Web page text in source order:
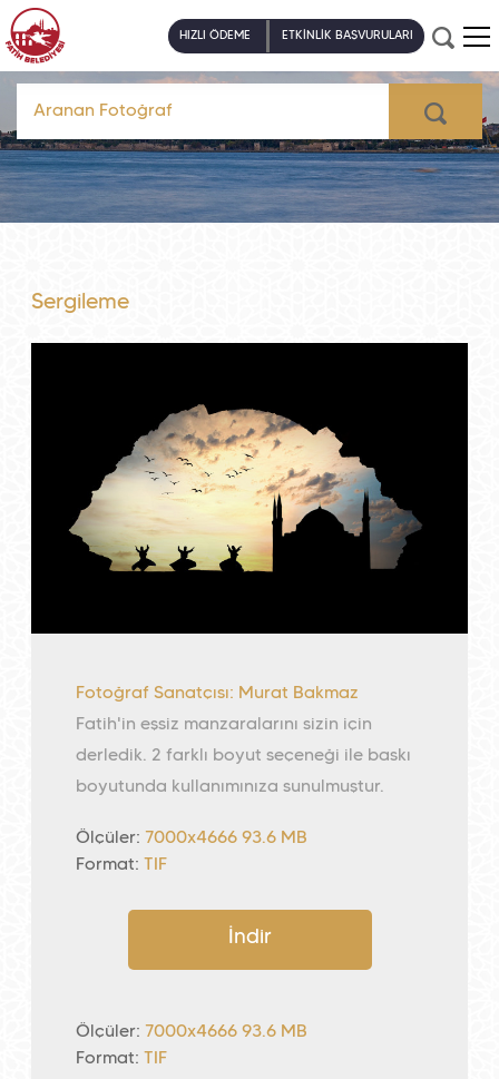
HIZLI ÖDEME ETKİNLİK BAŞVURULARI
Sergileme
Fotoğraf Sanatçısı: Murat Bakmaz
Fatih'in eşsiz manzaralarını sizin için
derledik. 2 farklı boyut seçeneği ile baskı
boyutunda kullanımınıza sunulmuştur.
Ölçüler: 7000x4666 93.6 MB
Format:
TIF
İndir
Ölçüler: 7000x4666 93.6 MB
Format:
TIF